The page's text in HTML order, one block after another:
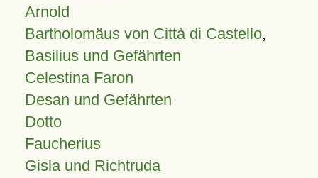
Arnold
Bartholomäus von Città di Castello,
Basilius und Gefährten
Celestina Faron
Desan und Gefährten
Dotto
Faucherius
Gisla und Richtruda